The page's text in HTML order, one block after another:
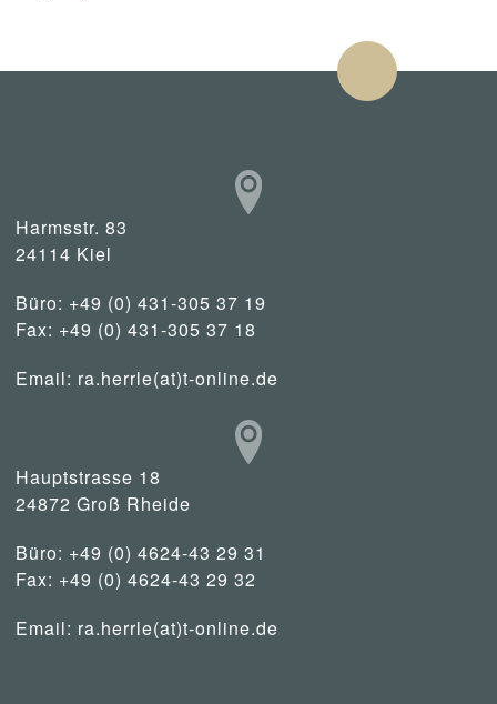
Harmsstr. 83
24114 Kiel
Büro: +49 (0) 431-305 37 19
Fax: +49 (0) 431-305 37 18
Email: ra.herrle(at)t-online.de
Hauptstrasse 18
24872 Groß Rheide
Büro: +49 (0) 4624-43 29 31
Fax: +49 (0) 4624-43 29 32
Email: ra.herrle(at)t-online.de